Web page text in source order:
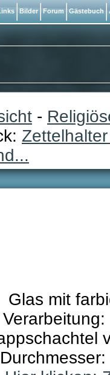
-
Glas mit
Bilder Forum Gästebuch